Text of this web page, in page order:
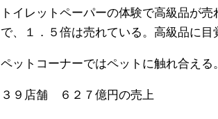
トイレットペーパーの体験で高級品が
で、１．５倍は売れている。高級品に目
ペットコーナーではペットに触れ合え
３９店舗 ６２７億円の売上